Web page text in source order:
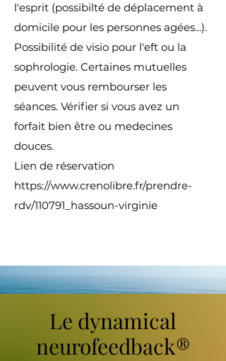
l'esprit (possibilté de déplacement à
domicile pour les personnes agées...).
Possibilité de visio pour l'eft ou la
sophrologie. Certaines mutuelles
peuvent vous rembourser les
séances. Vérifier si vous avez un
forfait bien être ou medecines
douces.
Lien de réservation
https://www.crenolibre.fr/prendre-
rdv/110791_hassoun-virginie
Le dynamical
neurofeedback®